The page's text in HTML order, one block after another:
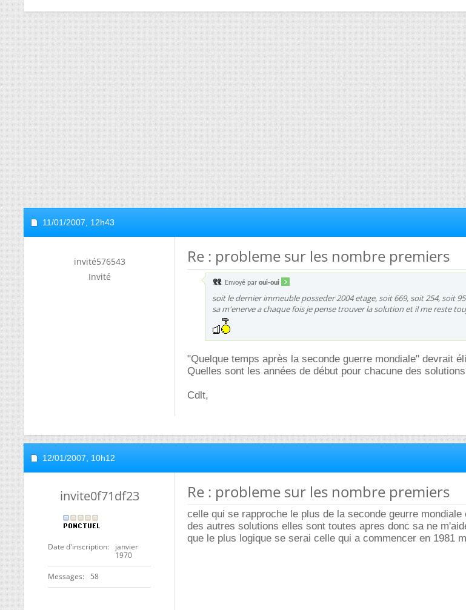
11/01/2007, 12h43
invité576543
Invité
Re : probleme sur les nombre premiers
Envoyé par oui-oui
soit le dernier immeuble posseder 2004 etage, soit 669, soit 254, soit 95
sa m'enerve a chaque fois je pense trouver la solution et il me reste
"Quelque temps après la seconde guerre mondiale" devrait
Quelles sont les années de début pour chacune des
Cdlt,
12/01/2007, 10h12
invite0f71df23
Date d'inscription
janvier
1970
Messages 58
Re : probleme sur les nombre premiers
celle qui se rapproche le plus de la seconde geurre
des autres solutions elles sont toutes apres donc sa ne
que le plus logique se serai celle qui a commencer en 1981